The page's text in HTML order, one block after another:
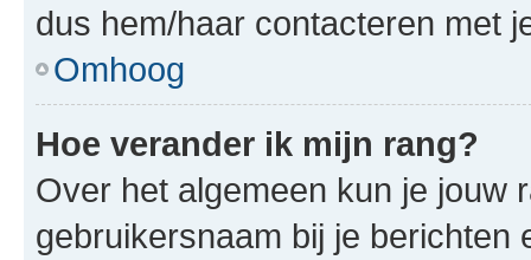
dus hem/haar contacteren met
Omhoog
Hoe verander ik mijn rang?
Over het algemeen kun je jouw
gebruikersnaam bij je berichten